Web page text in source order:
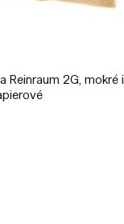
Reinraum 2G, mokré i